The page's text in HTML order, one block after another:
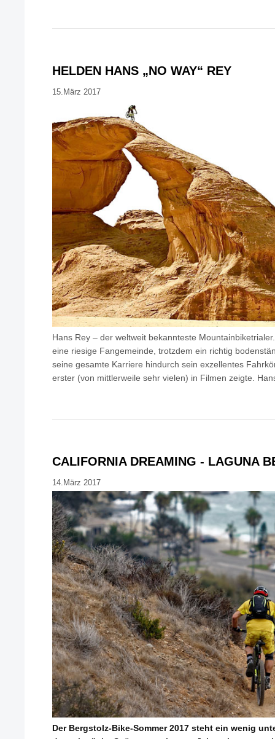
HELDEN HANS „NO WAY“ REY
15.März 2017
Hans Rey – der weltweit bekannteste
eine riesige Fangemeinde, trotzdem ein richtig
seine gesamte Karriere hindurch sein exzellentes
erster (von mittlerweile sehr vielen) in Filmen zeigte.
CALIFORNIA DREAMING - LAGUNA
14.März 2017
Der Bergstolz-Bike-Sommer 2017 steht ein wenig